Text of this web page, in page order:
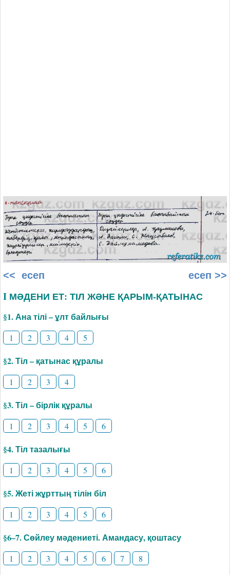
<< есеп есеп >>
I МӘДЕНИ ЕТ: ТІЛ ЖӘНЕ ҚАРЫМ-ҚАТЫНАС
§1. Ана тілі – ұлт байлығы
1 2 3 4 5
§2. Тіл – қатынас құралы
1 2 3 4
§3. Тіл – бірлік құралы
1 2 3 4 5 6
§4. Тіл тазалығы
1 2 3 4 5 6
§5. Жеті жұрттың тілін біл
1 2 3 4 5 6
§6–7. Сөйлеу мәдениеті. Амандасу, қоштасу
1 2 3 4 5 6 7 8